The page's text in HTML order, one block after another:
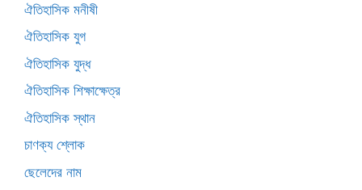
ঐতিহাসিক মনীষী
ঐতিহাসিক যুগ
ঐতিহাসিক যুদ্ধ
ঐতিহাসিক শিক্ষাক্ষেত্র
ঐতিহাসিক স্থান
চাণক্য শ্লোক
ছেলেদের নাম